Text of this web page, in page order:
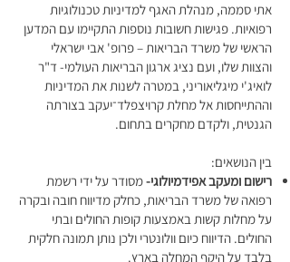
אתי סממה, מנהלת האגף למדיניות טכנולוגיות
רפואיות. פגישות חשובות נוספות התקיימו עם המדען
הראשי של משרד הבריאות – פרופ' אבי ישראלי
והצוות שלו, ועם נציג ארגון הבריאות העולמי- ד"ר
לואיג'י מיגליאוריני, במטרה לשנות את המדיניות
וההתייחסות אל מחלת קרויצפלד־יעקב בצורתה
הגנטית, ולקדם מחקרים בתחום.
בין הנושאים:
רישום ומעקב אפידמיולוגי-מסודר על ידי רשמת
רפואה של משרד הבריאות, כחלק מדיווח חובה ובקרה
על מחלות קשות באמצעות קופות החולים ובתי
החולים. הדיווח כיום וולונטרי ולכן נותן תמונה חלקית
בלבד על היקף המחלה בארץ.